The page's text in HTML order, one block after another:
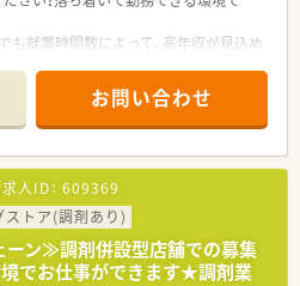
も就業時間数によって、高年収が見込め
り社会保険加入！福利厚生充実♪
経営も安定
お問い合わせ
人ID： 609369
ストア(調剤あり)
ーン≫調剤併設型店舗での募集
でお仕事ができます★調剤業